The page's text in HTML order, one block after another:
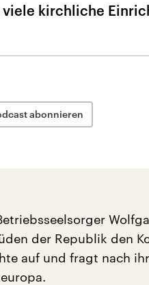
kirchliche
abonnieren
der Republik den
auf und fragt nach